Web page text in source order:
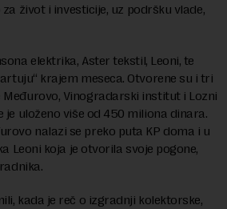
život i investicije, uz podršku vlade,
elektrika, Aster tekstil, Leoni, te
krajem meseca. Otvorene su i tri
Međurovo, Vinogradarski institut i Lozni
je uloženo više od 450 miliona dinara.
nalazi se preko puta KP doma i u
Leoni koja je otvorila svoje pogone,
kada je reč o izgradnji kolektorske,